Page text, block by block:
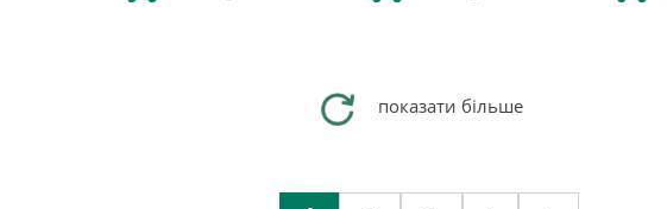
показати більше